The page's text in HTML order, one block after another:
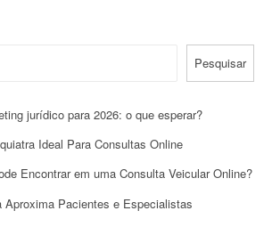
Pesquisar
jurídico para 2026: o que esperar?
Ideal Para Consultas Online
Encontrar em uma Consulta Veicular Online?
Aproxima Pacientes e Especialistas